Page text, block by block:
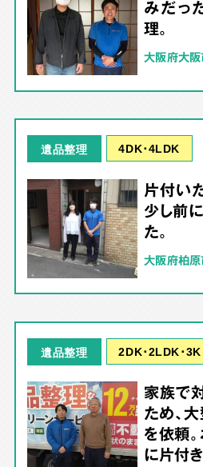
みだっ
理。
大阪府大
遺品整理 4DK･4LDK
片付い
少し前
た。
大阪府柏
遺品整理 2DK･2LDK･3K
家族で
ため、
を依頼
に片付き